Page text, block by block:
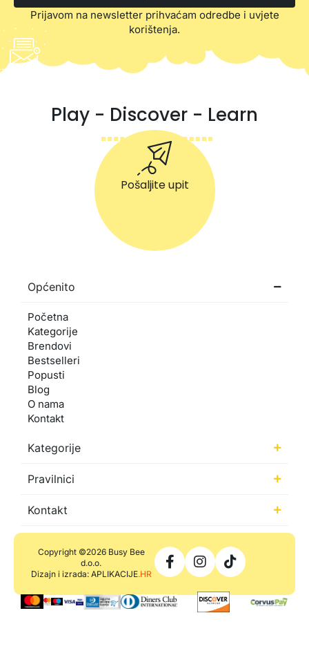
Prijavom na newsletter prihvaćam odredbe i uvjete
korištenja.
Play - Discover - Learn
Pošaljite upit
Općenito
Početna
Kategorije
Brendovi
Bestselleri
Popusti
Blog
O nama
Kontakt
Kategorije
Pravilnici
Kontakt
Copyright ©2026 Busy Bee
d.o.o.
Dizajn i izrada: APLIKACIJE.HR